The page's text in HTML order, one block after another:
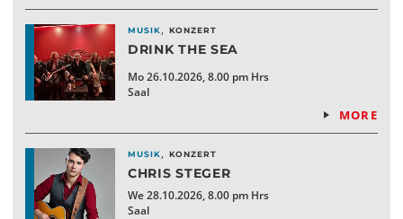
MUSIK, KONZERT
DRINK THE SEA
Mo 26.10.2026, 8.00 pm Hrs
Saal
MORE
MUSIK, KONZERT
CHRIS STEGER
We 28.10.2026, 8.00 pm Hrs
Saal